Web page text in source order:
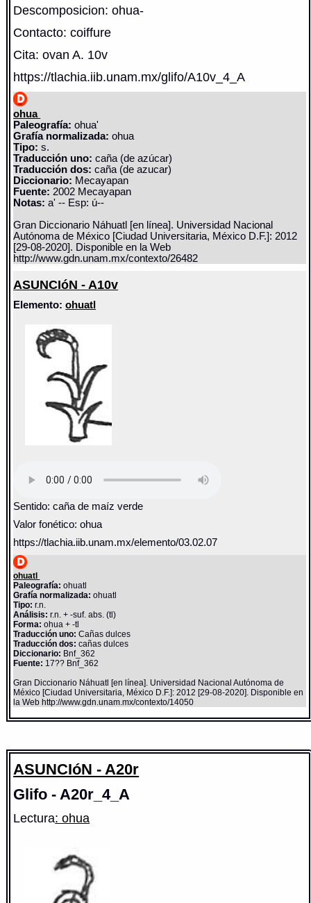
Descomposicion: ohua-
Contacto: coiffure
Cita: ovan A. 10v
https://tlachia.iib.unam.mx/glifo/A10v_4_A
ohua
Paleografía: ohua'
Grafía normalizada: ohua
Tipo: s.
Traducción uno: caña (de azúcar)
Traducción dos: caña (de azucar)
Diccionario: Mecayapan
Fuente: 2002 Mecayapan
Notas: a' -- Esp: ú--
Gran Diccionario Náhuatl [en línea]. Universidad Nacional
Autónoma de México [Ciudad Universitaria, México D.F.]: 2012
[29-08-2020]. Disponible en la Web
http://www.gdn.unam.mx/contexto/26482
ASUNCIóN - A10v
Elemento:ohuatl
Sentido: caña de maíz verde
Valor fonético: ohua
https://tlachia.iib.unam.mx/elemento/03.02.07
ohuatl
Paleografía: ohuatl
Grafía normalizada: ohuatl
Tipo: r.n.
Análisis: r.n. + -suf. abs. (tl)
Forma: ohua + -tl
Traducción uno: Cañas dulces
Traducción dos: cañas dulces
Diccionario: Bnf_362
Fuente: 17?? Bnf_362
Gran Diccionario Náhuatl [en línea]. Universidad Nacional Autónoma de
México [Ciudad Universitaria, México D.F.]: 2012 [29-08-2020]. Disponible en
la Web http://www.gdn.unam.mx/contexto/14050
ASUNCIóN - A20r
Glifo - A20r_4_A
Lectura: ohua